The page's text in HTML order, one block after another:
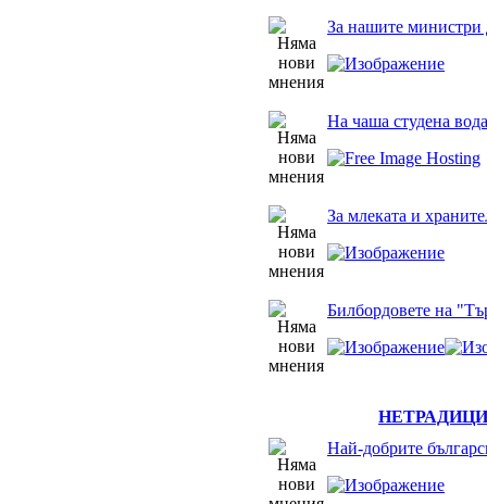
За нашите министри
На чаша студена вода
За млеката и
Билбордовете на
Най-добрите